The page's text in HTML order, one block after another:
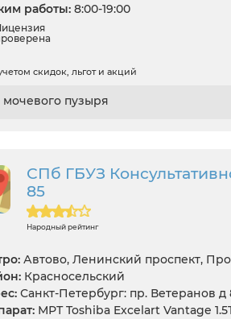
работы: 8:00-19:00
скидок, льгот и акций
пузыря
СПб ГБУЗ
85
Народный рейтинг
Автово, Ленинский проспект,
Красносельский
Санкт-Петербург: пр. Ветеранов д
МРТ Toshiba Excelart Vantage